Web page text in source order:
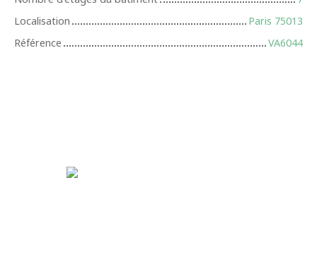
Localisation
Paris 75013
Référence
VA6044